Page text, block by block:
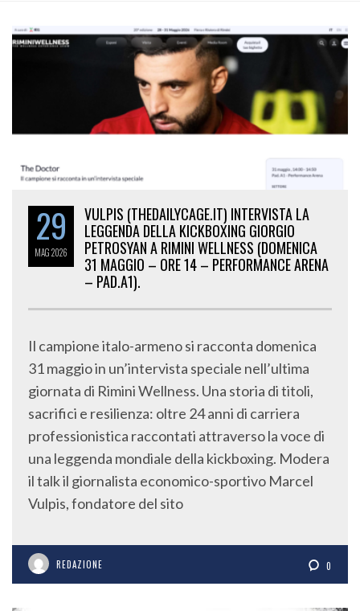
29
MAG2026
VULPIS (THEDAILYCAGE.IT) INTERVISTA LA
LEGGENDA DELLA KICKBOXING GIORGIO
PETROSYAN A RIMINI WELLNESS (DOMENICA
31 MAGGIO – ORE 14 – PERFORMANCE ARENA
– PAD.A1).
Il campione italo-armeno si racconta domenica
31 maggio in un’intervista speciale nell’ultima
giornata di Rimini Wellness. Una storia di titoli,
sacrifici e resilienza: oltre 24 anni di carriera
professionistica raccontati attraverso la voce di
una leggenda mondiale della kickboxing. Modera
il talk il giornalista economico-sportivo Marcel
Vulpis, fondatore del sito
REDAZIONE 0